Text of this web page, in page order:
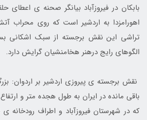
بابکان در فیروزآباد بیانگر صحنه ی اعطای
اهورامزدا به اردشیر است که روی
تراشی این نقش برجسته از سبک اشکانی
الگوهای رایج درهنر هخامنشیان گرایش دارد.
نقش برجسته ی پیروزی اردشیر بر اردوان:
باقی مانده در ایران به طول هجده متر و
که در شهرستان فیروزآباد و اطراف رودخانه ی